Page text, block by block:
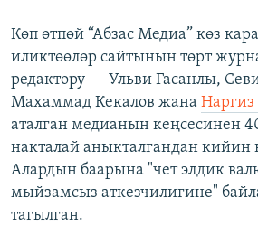
Көп өтпөй “Абзас Медиа” көз
иликтөөлөр сайтынын төрт
редактору — Ульви Гасанлы,
Махаммад Кекалов жана Наргиз
аталган медианын кеңсесинен
накталай аныкталгандан
Алардын баарына "чет элдик
мыйзамсыз аткезчилигине"
тагылган.